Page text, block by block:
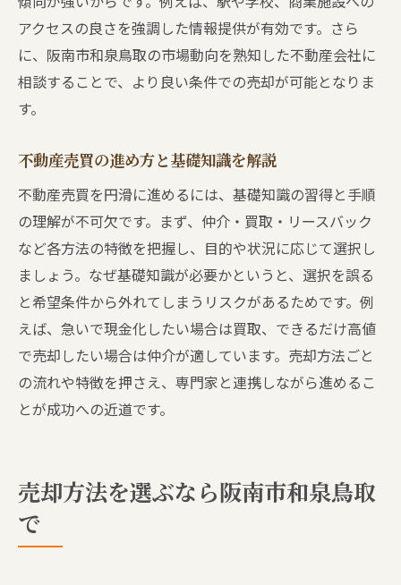
和泉鳥取の不動産売買で納得の売却を実現
する
売却で後悔しないための具体的なポイント
不動産売買で安心して進めるための対策
納得のいく売却を叶えるための実践ポイン
ト
不動産売買を円滑に進めるための心得
アクセスの良さを強調した情報提供が有効です。さら
に、阪南市和泉鳥取の市場動向を熟知した不動産会社に
相談することで、より良い条件での売却が可能となりま
す。
不動産売買の進め方と基礎知識を解説
不動産売買を円滑に進めるには、基礎知識の習得と手順
の理解が不可欠です。まず、仲介・買取・リースバック
など各方法の特徴を把握し、目的や状況に応じて選択し
ましょう。なぜ基礎知識が必要かというと、選択を誤る
と希望条件から外れてしまうリスクがあるためです。例
えば、急いで現金化したい場合は買取、できるだけ高値
で売却したい場合は仲介が適しています。売却方法ごと
の流れや特徴を押さえ、専門家と連携しながら進めるこ
とが成功への近道です。
売却方法を選ぶなら阪南市和泉鳥取
で